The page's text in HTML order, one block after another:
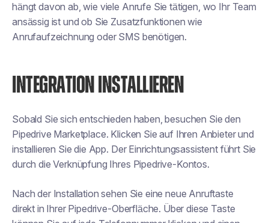
hängt davon ab, wie viele Anrufe Sie tätigen, wo Ihr Team
ansässig ist und ob Sie Zusatzfunktionen wie
Anrufaufzeichnung oder SMS benötigen.
INTEGRATION INSTALLIEREN
Sobald Sie sich entschieden haben, besuchen Sie den
Pipedrive Marketplace. Klicken Sie auf Ihren Anbieter und
installieren Sie die App. Der Einrichtungsassistent führt Sie
durch die Verknüpfung Ihres Pipedrive-Kontos.
Nach der Installation sehen Sie eine neue Anruftaste
direkt in Ihrer Pipedrive-Oberfläche. Über diese Taste